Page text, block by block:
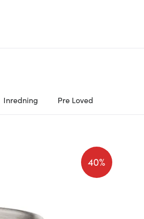
Inredning Pre Loved
40%